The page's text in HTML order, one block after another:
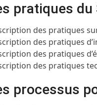
pratiques
des pratiques
des pratiques
des pratiques
des pratiques
processus